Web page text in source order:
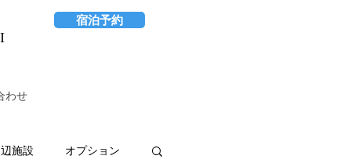
宿泊予約
わせ
施設 オプション